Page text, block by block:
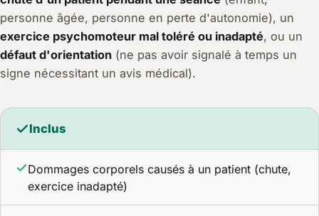
personne âgée, personne en perte d'autonomie), un
exercice psychomoteur mal toléré ou inadapté, ou un
défaut d'orientation (ne pas avoir signalé à temps un
signe nécessitant un avis médical).
Inclus
Dommages corporels causés à un patient (chute,
exercice inadapté)